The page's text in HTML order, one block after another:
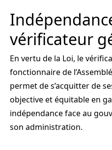
vérificateur
En vertu de la Loi, le
fonctionnaire de
permet de s’acquitter de
objective et équitable en
indépendance face au
son administration.